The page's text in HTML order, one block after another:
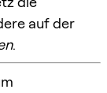
auf der
.